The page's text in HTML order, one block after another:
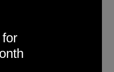
με τις οποίες
τα μάτια.
πει πως
πόσο αργή και
διαδικασία».